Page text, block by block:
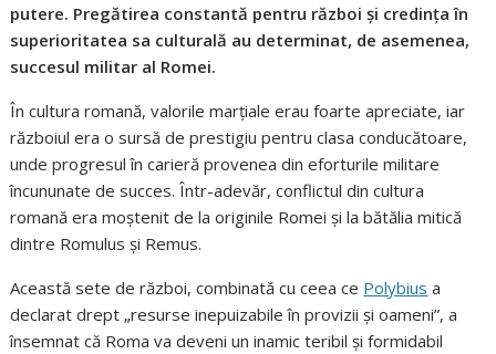
putere. Pregătirea constantă pentru război și credința în
superioritatea sa culturală au determinat, de asemenea,
succesul militar al Romei.
În cultura romană, valorile marțiale erau foarte apreciate, iar
războiul era o sursă de prestigiu pentru clasa conducătoare,
unde progresul în carieră provenea din eforturile militare
încununate de succes. Într-adevăr, conflictul din cultura
romană era moștenit de la originile Romei și la bătălia mitică
dintre Romulus și Remus.
Această sete de război, combinată cu ceea ce Polybius a
declarat drept „resurse inepuizabile în provizii și oameni”, a
însemnat că Roma va deveni un inamic teribil și formidabil